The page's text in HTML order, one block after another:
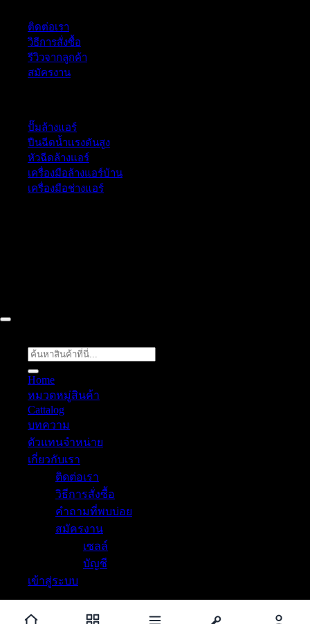
ติดต่อเรา
วิธีการสั่งซื้อ
รีวิวจากลูกค้า
สมัครงาน
ปั๊มล้างแอร์
ปืนฉีดน้ำเเรงดันสูง
หัวฉีดล้างแอร์
เครื่องมือล้างแอร์บ้าน
เครื่องมือช่างแอร์
ค้นหา:
Home
หมวดหมู่สินค้า
Cattalog
บทความ
ตัวแทนจำหน่าย
เกี่ยวกับเรา
ติดต่อเรา
วิธีการสั่งซื้อ
คำถามที่พบบ่อย
สมัครงาน
เซลล์
บัญชี
เข้าสู่ระบบ